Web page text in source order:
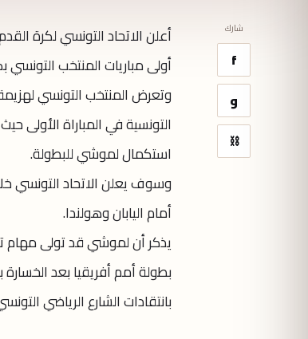
شارك
f
و
⛓
أعلن الاتحاد التونسي لكرة
أولى مباريات المنتخب التونسي
وتعرض المنتخب التونسي
التونسية في المباراة الأولى
استكمال لموشي للبطولة.
وسوف يعلن الاتحاد التونسي
أمام اليابان وهولندا.
بطولة أمم أفريقيا بعد
بانتقادات الشارع الرياضي